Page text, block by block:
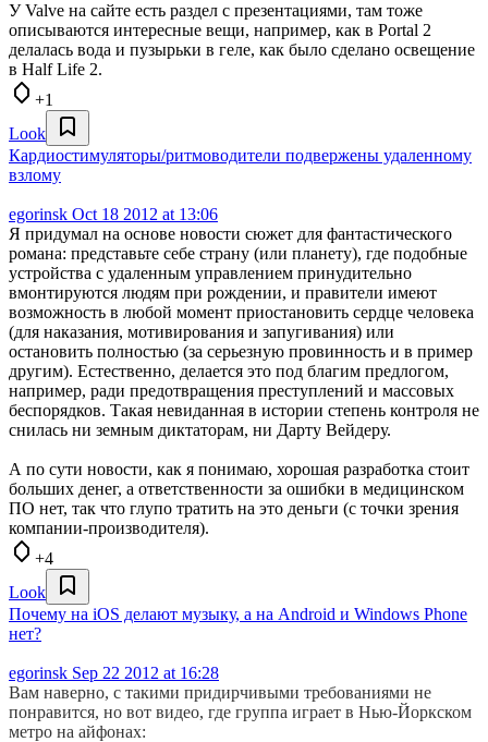
У Valve на сайте есть раздел с презентациями, там тоже
описываются интересные вещи, например, как в Portal 2
делалась вода и пузырьки в геле, как было сделано освещение
в Half Life 2.
+1
Look
Кардиостимуляторы/ритмоводители подвержены удаленному
взлому
egorinsk Oct 18 2012 at 13:06
Я придумал на основе новости сюжет для фантастического
романа: представьте себе страну (или планету), где подобные
устройства с удаленным управлением принудительно
вмонтируются людям при рождении, и правители имеют
возможность в любой момент приостановить сердце человека
(для наказания, мотивирования и запугивания) или
остановить полностью (за серьезную провинность и в пример
другим). Естественно, делается это под благим предлогом,
например, ради предотвращения преступлений и массовых
беспорядков. Такая невиданная в истории степень контроля не
снилась ни земным диктаторам, ни Дарту Вейдеру.
А по сути новости, как я понимаю, хорошая разработка стоит
больших денег, а ответственности за ошибки в медицинском
ПО нет, так что глупо тратить на это деньги (с точки зрения
компании-производителя).
+4
Look
Почему на iOS делают музыку, а на Android и Windows Phone
нет?
egorinsk Sep 22 2012 at 16:28
Вам наверно, с такими придирчивыми требованиями не
понравится, но вот видео, где группа играет в Нью-Йоркском
метро на айфонах: